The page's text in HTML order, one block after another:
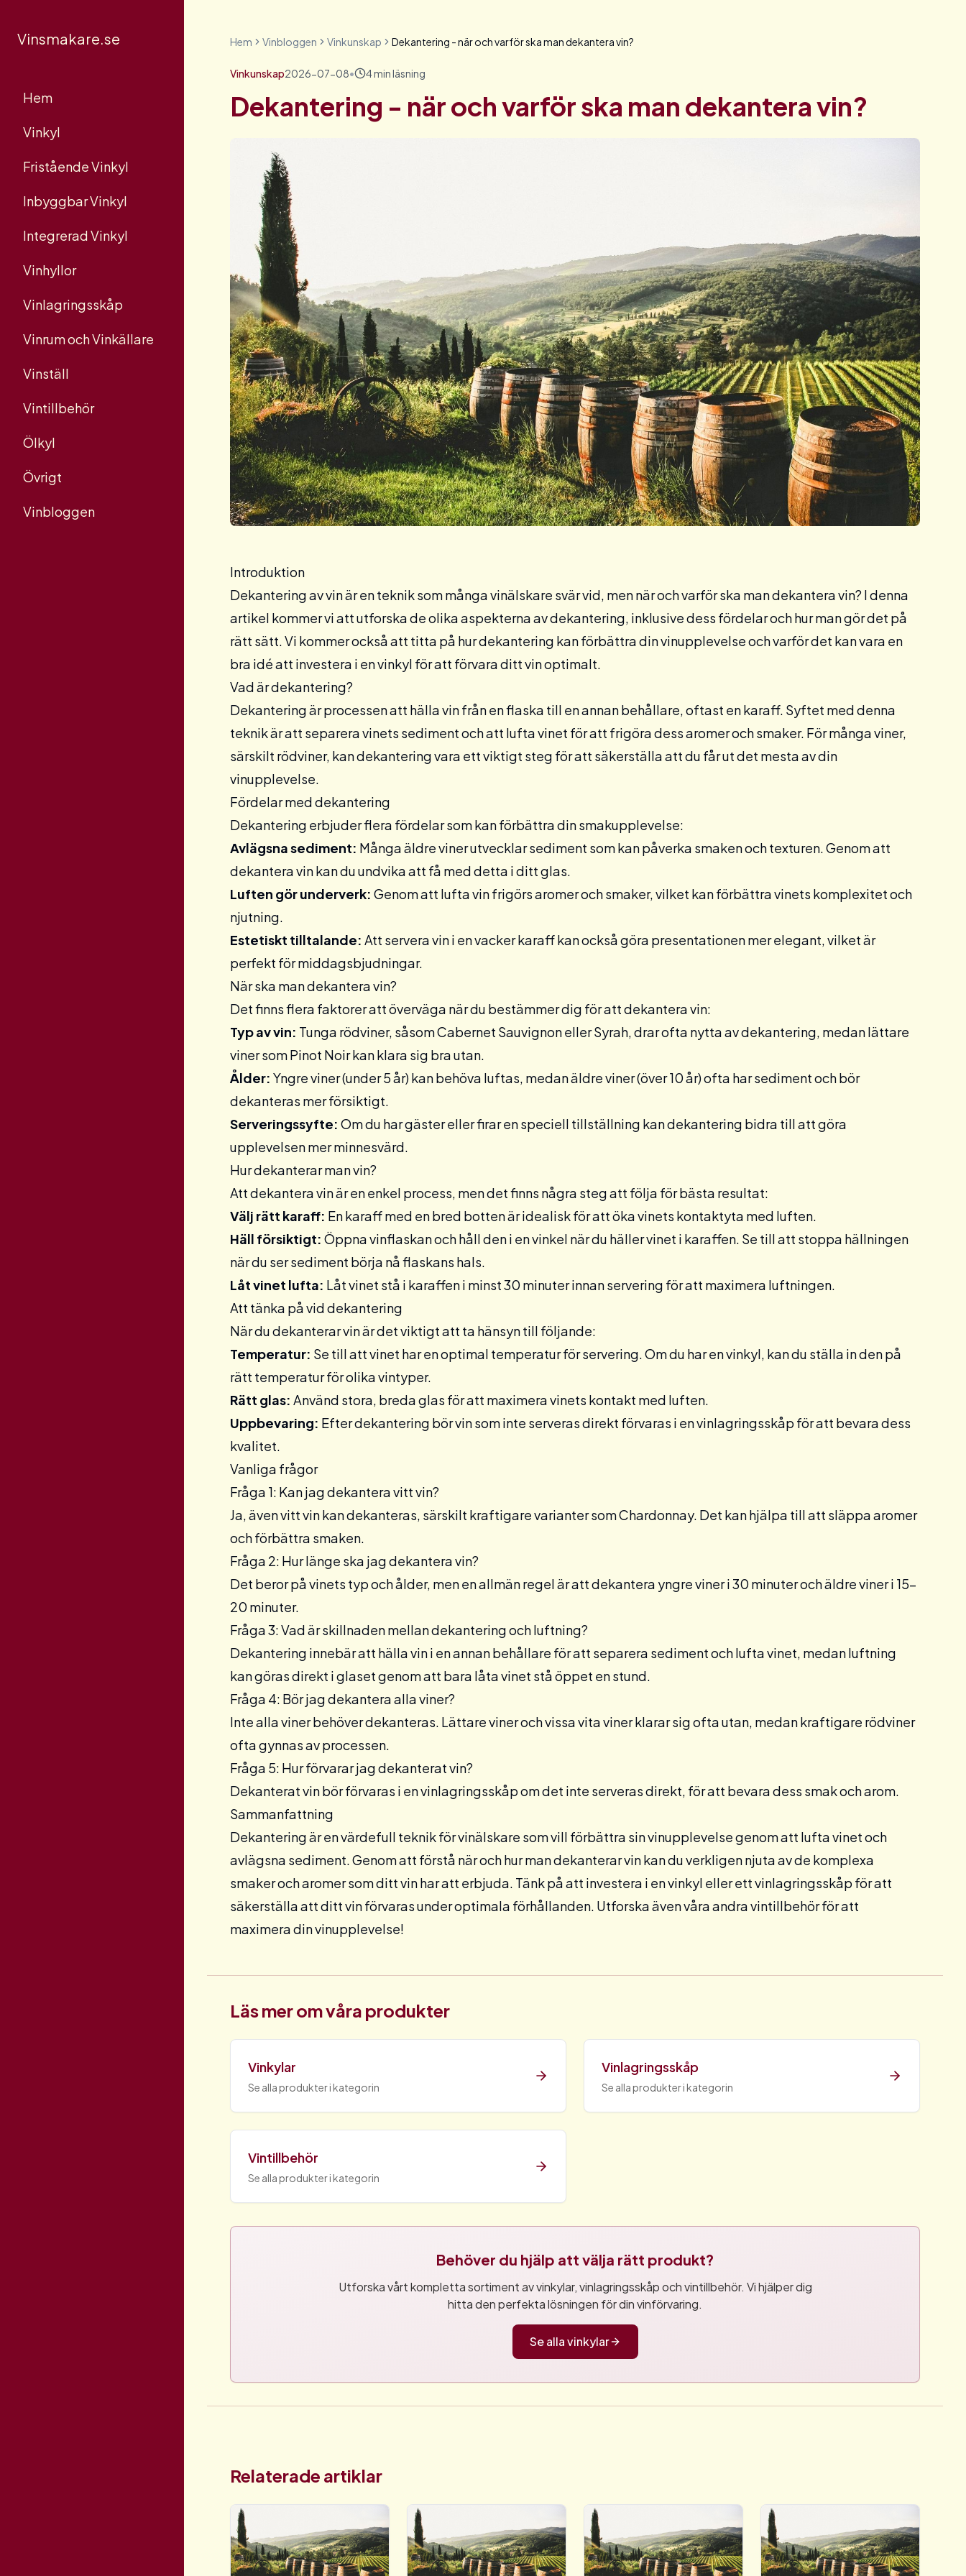
Vinsmakare.se
Hem
Vinkyl
Fristående Vinkyl
Inbyggbar Vinkyl
Integrerad Vinkyl
Vinhyllor
Vinlagringsskåp
Vinrum och Vinkällare
Vinställ
Vintillbehör
Ölkyl
Övrigt
Vinbloggen
Hem Vinbloggen Vinkunskap Dekantering - när och varför ska man dekantera vin?
Vinkunskap2026-07-08• 4min läsning
Dekantering - när och varför ska man dekantera vin?
Introduktion
Dekantering av vin är en teknik som många vinälskare svär vid, men när och varför ska man dekantera vin? I denna
artikel kommer vi att utforska de olika aspekterna av dekantering, inklusive dess fördelar och hur man gör det på
rätt sätt. Vi kommer också att titta på hur dekantering kan förbättra din vinupplevelse och varför det kan vara en
bra idé att investera i envinkyl för att förvara ditt vin optimalt.
Vad är dekantering?
Dekantering är processen att hälla vin från en flaska till en annan behållare, oftast en karaff. Syftet med denna
teknik är att separera vinets sediment och att lufta vinet för att frigöra dess aromer och smaker. För många viner,
särskilt rödviner, kan dekantering vara ett viktigt steg för att säkerställa att du får ut det mesta av din
vinupplevelse.
Fördelar med dekantering
Dekantering erbjuder flera fördelar som kan förbättra din smakupplevelse:
Avlägsna sediment: Många äldre viner utvecklar sediment som kan påverka smaken och texturen. Genom att
dekantera vin kan du undvika att få med detta i ditt glas.
Luften gör underverk: Genom att lufta vin frigörs aromer och smaker, vilket kan förbättra vinets komplexitet och
njutning.
Estetiskt tilltalande: Att servera vin i en vacker karaff kan också göra presentationen mer elegant, vilket är
perfekt för middagsbjudningar.
När ska man dekantera vin?
Det finns flera faktorer att överväga när du bestämmer dig för att dekantera vin:
Typ av vin: Tunga rödviner, såsom Cabernet Sauvignon eller Syrah, drar ofta nytta av dekantering, medan lättare
viner som Pinot Noir kan klara sig bra utan.
Ålder: Yngre viner (under 5 år) kan behöva luftas, medan äldre viner (över 10 år) ofta har sediment och bör
dekanteras mer försiktigt.
Serveringssyfte: Om du har gäster eller firar en speciell tillställning kan dekantering bidra till att göra
upplevelsen mer minnesvärd.
Hur dekanterar man vin?
Att dekantera vin är en enkel process, men det finns några steg att följa för bästa resultat:
Välj rätt karaff: En karaff med en bred botten är idealisk för att öka vinets kontaktyta med luften.
Häll försiktigt: Öppna vinflaskan och håll den i en vinkel när du häller vinet i karaffen. Se till att stoppa hällningen
när du ser sediment börja nå flaskans hals.
Låt vinet lufta: Låt vinet stå i karaffen i minst 30 minuter innan servering för att maximera luftningen.
Att tänka på vid dekantering
När du dekanterar vin är det viktigt att ta hänsyn till följande:
Temperatur: Se till att vinet har en optimal temperatur för servering. Om du har envinkyl, kan du ställa in den på
rätt temperatur för olika vintyper.
Rätt glas: Använd stora, breda glas för att maximera vinets kontakt med luften.
Uppbevaring: Efter dekantering bör vin som inte serveras direkt förvaras i envinlagringsskåp för att bevara dess
kvalitet.
Vanliga frågor
Fråga 1: Kan jag dekantera vitt vin?
Ja, även vitt vin kan dekanteras, särskilt kraftigare varianter som Chardonnay. Det kan hjälpa till att släppa aromer
och förbättra smaken.
Fråga 2: Hur länge ska jag dekantera vin?
Det beror på vinets typ och ålder, men en allmän regel är att dekantera yngre viner i 30 minuter och äldre viner i 15-
20 minuter.
Fråga 3: Vad är skillnaden mellan dekantering och luftning?
Dekantering innebär att hälla vin i en annan behållare för att separera sediment och lufta vinet, medan luftning
kan göras direkt i glaset genom att bara låta vinet stå öppet en stund.
Fråga 4: Bör jag dekantera alla viner?
Inte alla viner behöver dekanteras. Lättare viner och vissa vita viner klarar sig ofta utan, medan kraftigare rödviner
ofta gynnas av processen.
Fråga 5: Hur förvarar jag dekanterat vin?
Dekanterat vin bör förvaras i envinlagringsskåpom det inte serveras direkt, för att bevara dess smak och arom.
Sammanfattning
Dekantering är en värdefull teknik för vinälskare som vill förbättra sin vinupplevelse genom att lufta vinet och
avlägsna sediment. Genom att förstå när och hur man dekanterar vin kan du verkligen njuta av de komplexa
smaker och aromer som ditt vin har att erbjuda. Tänk på att investera i envinkyl eller ettvinlagringsskåp för att
säkerställa att ditt vin förvaras under optimala förhållanden. Utforska även våra andravintillbehörför att
maximera din vinupplevelse!
Läs mer om våra produkter
Vinkylar
Se alla produkter i kategorin
Vinlagringsskåp
Se alla produkter i kategorin
Vintillbehör
Se alla produkter i kategorin
Behöver du hjälp att välja rätt produkt?
Utforska vårt kompletta sortiment av vinkylar, vinlagringsskåp och vintillbehör. Vi hjälper dig
hitta den perfekta lösningen för din vinförvaring.
Se alla vinkylar
Relaterade artiklar